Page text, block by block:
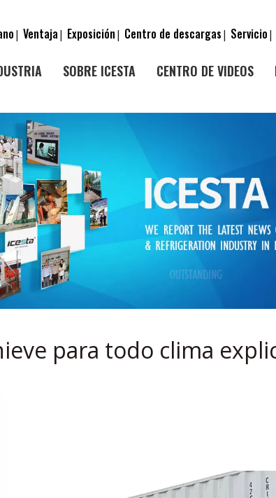
|Ventaja| Exposición| Centro de descargas| Servicio|
SOBRE ICESTA CENTRO DE VIDEOS
para todo clima